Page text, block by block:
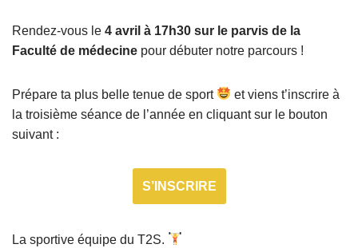
Rendez-vous le 4 avril à 17h30 sur le parvis de la
Faculté de médecine pour débuter notre parcours !
Prépare ta plus belle tenue de sport
et viens t’inscrire à
la troisième séance de l’année en cliquant sur le bouton
suivant :
S’INSCRIRE
La sportive équipe du T2S.